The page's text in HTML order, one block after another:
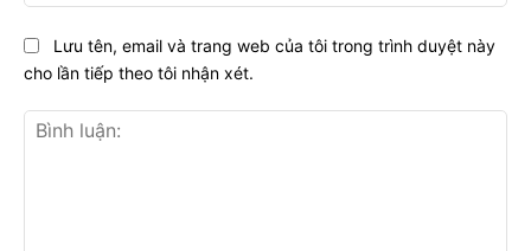
Lưu tên, email và trang web của tôi trong trình duyệt này
cho lần tiếp theo tôi nhận xét.